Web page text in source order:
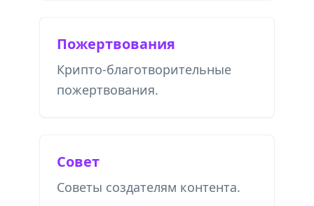
Пожертвования
Крипто-благотворительные
пожертвования.
Совет
Советы создателям контента.